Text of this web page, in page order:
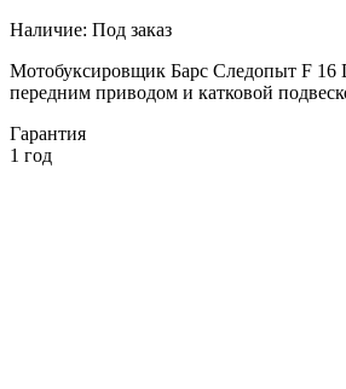
Наличие: Под заказ
Мотобуксировщик Барс Следопыт F 16
передним приводом и катковой
Гарантия
1 год